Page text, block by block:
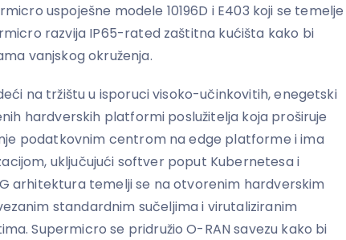
uspoješne modele 10196D i E403 koji se temelje
razvija IP65-rated zaštitna kućišta kako bi
vanjskog okruženja.
na tržištu u isporuci visoko-učinkovitih, enegetski
hardverskih platformi poslužitelja koja proširuje
podatkovnim centrom na edge platforme i ima
uključujući softver poput Kubernetesa i
arhitektura temelji se na otvorenim hardverskim
standardnim sučeljima i virutaliziranim
Supermicro se pridružio O-RAN savezu kako bi